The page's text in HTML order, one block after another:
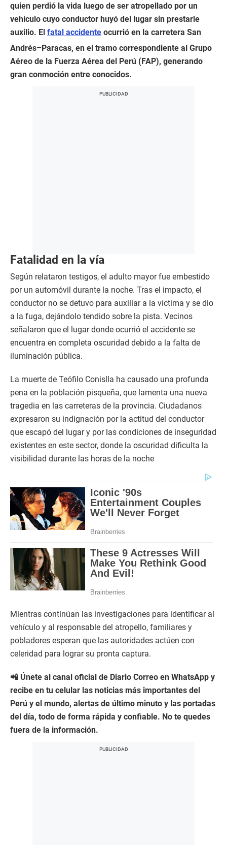
quien perdió la vida luego de ser atropellado por un
vehículo cuyo conductor huyó del lugar sin prestarle
auxilio. El fatal accidente ocurrió en la carretera San
Andrés–Paracas, en el tramo correspondiente al Grupo
Aéreo de la Fuerza Aérea del Perú (FAP), generando
gran conmoción entre conocidos.
Fatalidad en la vía
Según relataron testigos, el adulto mayor fue embestido
por un automóvil durante la noche. Tras el impacto, el
conductor no se detuvo para auxiliar a la víctima y se dio
a la fuga, dejándolo tendido sobre la pista. Vecinos
señalaron que el lugar donde ocurrió el accidente se
encuentra en completa oscuridad debido a la falta de
iluminación pública.
La muerte de Teófilo Conislla ha causado una profunda
pena en la población pisqueña, que lamenta una nueva
tragedia en las carreteras de la provincia. Ciudadanos
expresaron su indignación por la actitud del conductor
que escapó del lugar y por las condiciones de inseguridad
existentes en este sector, donde la oscuridad dificulta la
visibilidad durante las horas de la noche
Mientras continúan las investigaciones para identificar al
vehículo y al responsable del atropello, familiares y
pobladores esperan que las autoridades actúen con
celeridad para lograr su pronta captura.
📲 Únete al canal oficial de Diario Correo en WhatsApp y
recibe en tu celular las noticias más importantes del
Perú y el mundo, alertas de último minuto y las portadas
del día, todo de forma rápida y confiable. No te quedes
fuera de la información.